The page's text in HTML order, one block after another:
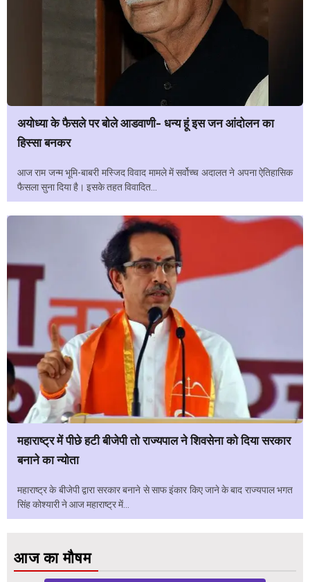
अयोध्या के फैसले पर बोले आडवाणी- धन्य हूं इस जन आंदोलन का
हिस्सा बनकर
आज राम जन्म भूमि-बाबरी मस्जिद विवाद मामले में सर्वोच्च अदालत ने अपना ऐतिहासिक
फैसला सुना दिया है। इसके तहत विवादित...
महाराष्ट्र में पीछे हटी बीजेपी तो राज्यपाल ने शिवसेना को दिया सरकार
बनाने का न्योता
महाराष्ट्र के बीजेपी द्वारा सरकार बनाने से साफ इंकार किए जाने के बाद राज्यपाल भगत
सिंह कोश्यारी ने आज महाराष्ट्र में...
आज का मौषम